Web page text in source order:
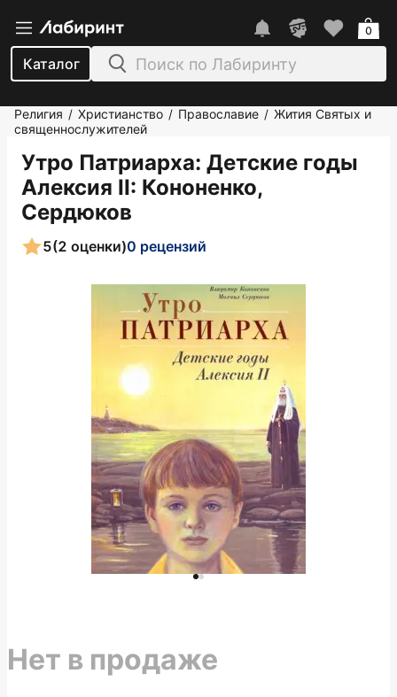
Каталог
0
Религия / Христианство / Православие / Жития Святых и
священнослужителей
Утро Патриарха: Детские годы
Алексия II: Кононенко,
Сердюков
5(2 оценки)0 рецензий
Нет в продаже